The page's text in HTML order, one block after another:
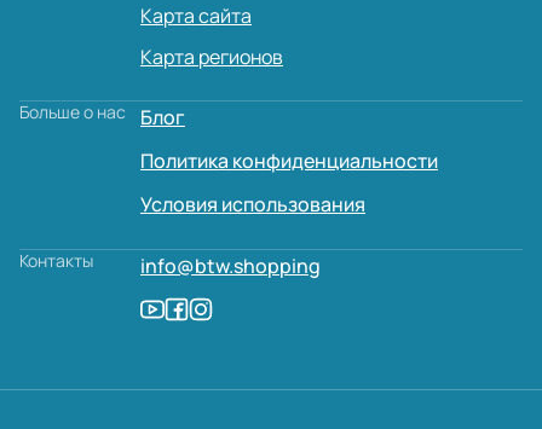
Карта сайта
Карта регионов
Больше о нас
Блог
Политика конфиденциальности
Условия использования
Контакты info@btw.shopping